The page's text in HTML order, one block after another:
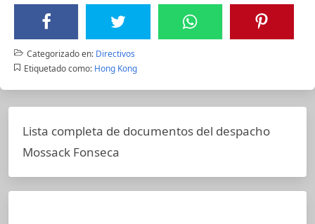
Categorizado en: Directivos
Etiquetado como: Hong Kong
Lista completa de documentos del despacho
Mossack Fonseca